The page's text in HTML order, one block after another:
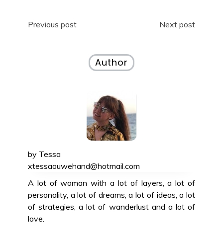
Post
Previous post Next post
Author
by Tessa
xtessaouwehand@hotmail.com
A lot of woman with a lot of layers, a lot of
personality, a lot of dreams, a lot of ideas, a lot
of strategies, a lot of wanderlust and a lot of
love.